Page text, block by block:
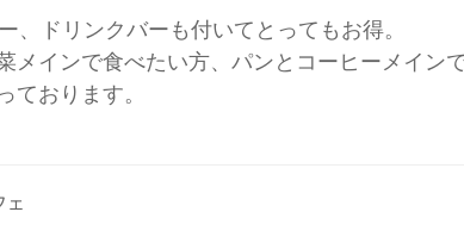
、ドリンクバーも付いてとってもお得。
メインで食べたい方、パンとコーヒーメイン
ております。